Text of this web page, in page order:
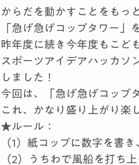
からだを動かすことをもっ
「急げ急げコップタワー
昨年度に続き今年度もこど
スポーツアイデアハッカソ
しました！
今回は、「急げ急げコップ
これ、かなり盛り上がり楽
★ルール：
（1）紙コップに数字を書
（2）うちわで風船を打ち